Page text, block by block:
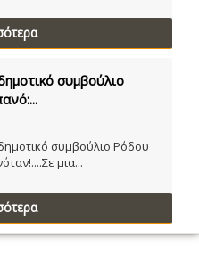
συμβούλιο
συμβούλιο Ρόδου
μια...